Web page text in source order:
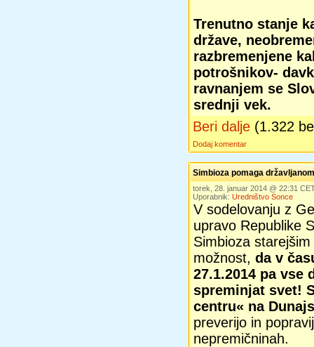
Trenutno stanje
države,
razbremenjene
potrošnikov-
ravnanjem se
srednji vek.
Beri dalje (1.322
Dodaj komentar
Simbioza pomaga
torek, 28. januar 2014 @ 22:31
Uporabnik: Uredništvo Sonce
V sodelovanju z
upravo Republike
Simbioza
možnost, da v
27.1.2014 pa vse
spreminjat svet!
centru« na
preverijo in
nepremičninah.